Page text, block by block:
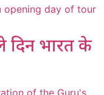
दिन भारत के